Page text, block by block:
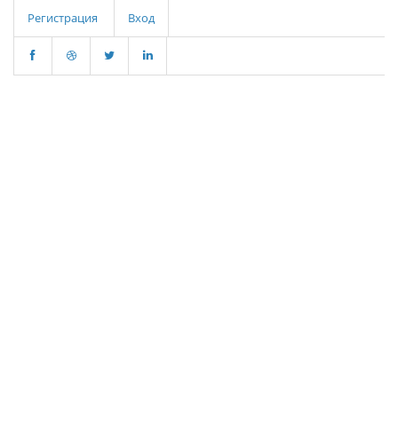
Регистрация Вход